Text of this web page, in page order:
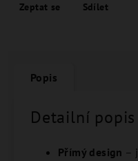
Zeptat se Sdílet
Popis
Detailní
Přímý design –